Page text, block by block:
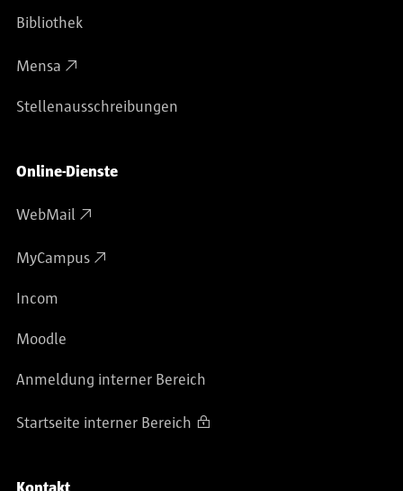
Bibliothek
Mensa
Stellenausschreibungen
Online-Dienste
WebMail
MyCampus
Incom
Moodle
Anmeldung interner Bereich
Startseite interner Bereich